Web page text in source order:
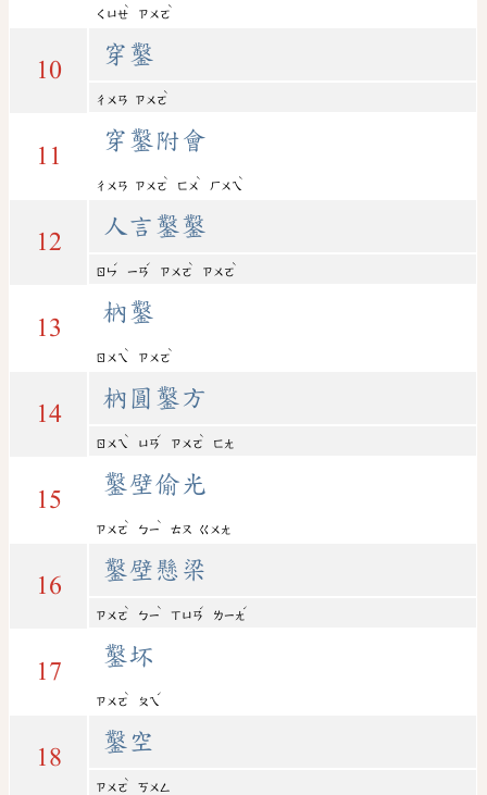
ㄑㄩㄝ
ˋ
ㄗㄨㄛ
ˋ
10
穿鑿
ㄔㄨㄢ ㄗㄨㄛ
ˋ
11
穿鑿附會
ㄔㄨㄢ ㄗㄨㄛ
ˋ
ㄈㄨ
ˋ
ㄏㄨㄟ
ˋ
12
人言鑿鑿
ㄖㄣ
ˊ
ㄧㄢ
ˊ
ㄗㄨㄛ
ˋ
ㄗㄨㄛ
ˋ
13
枘鑿
ㄖㄨㄟ
ˋ
ㄗㄨㄛ
ˋ
14
枘圓鑿方
ㄖㄨㄟ
ˋ
ㄩㄢ
ˊ
ㄗㄨㄛ
ˋ
ㄈㄤ
15
鑿壁偷光
ㄗㄨㄛ
ˋ
ㄅㄧ
ˋ
ㄊㄡ ㄍㄨㄤ
16
鑿壁懸梁
ㄗㄨㄛ
ˋ
ㄅㄧ
ˋ
ㄒㄩㄢ
ˊ
ㄌㄧㄤ
ˊ
17
鑿坏
ㄗㄨㄛ
ˋ
ㄆㄟ
ˊ
18
鑿空
ㄗㄨㄛ
ˋ
ㄎㄨㄥ